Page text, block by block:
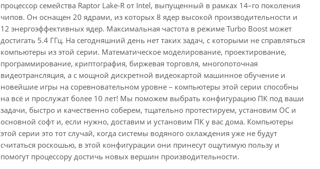
процессор семейства Raptor Lake-R от Intel, выпущенный в рамках 14–го поколения
чипов. Он оснащен 20 ядрами, из которых 8 ядер высокой производительности и
12 энергоэффективных ядер. Максимальная частота в режиме Turbo Boost может
достигать 5.4 ГГц. На сегодняшний день нет таких задач, с которыми не справляться
компьютеры из этой серии. Математическое моделирование, проектирование,
программирование, криптография, биржевая торговля, многопоточная
видеотрансляция, а с мощной дискретной видеокартой машинное обучение и
новейшие игры на соревновательном уровне – компьютеры этой серии способны
на всё и прослужат более 10 лет! Мы поможем выбрать конфигурацию ПК под ваши
задачи, быстро и качественно соберем, тщательно протестируем, установим ОС и
основной софт и, если нужно, доставим и установим ПК у вас дома. Компьютеры
этой серии это тот случай, когда системы водяного охлаждения уже не будут
считаться роскошью, в этой конфигурации они принесут ощутимую пользу и
помогут процессору достичь новых вершин производительности.